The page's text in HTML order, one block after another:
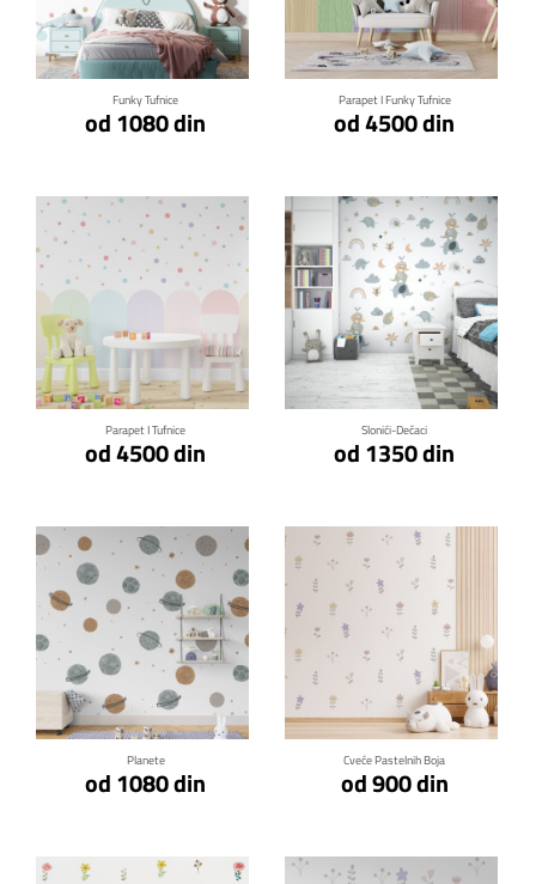
Funky Tufnice
od 1080 din
Klikni za detalje
Parapet I Funky Tufnice
od 4500 din
Klikni za detalje
Parapet I Tufnice
od 4500 din
Klikni za detalje
Slonići-Dečaci
od 1350 din
Klikni za detalje
Planete
od 1080 din
Klikni za detalje
Cveće Pastelnih Boja
od 900 din
Klikni za detalje